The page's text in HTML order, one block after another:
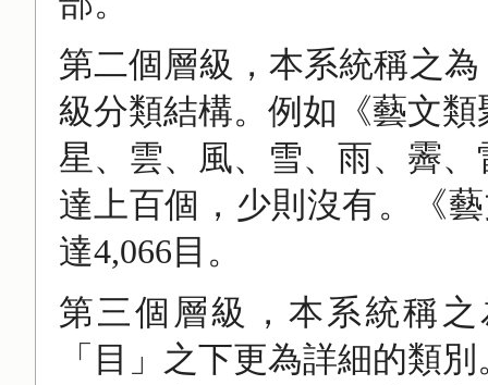
第二個層級，本系統稱之
級分類結構。例如《藝文
星、雲、風、雪、雨、霽
達上百個，少則沒有。《
達4,066目。
第三個層級，本系統稱
「目」之下更為詳細的類